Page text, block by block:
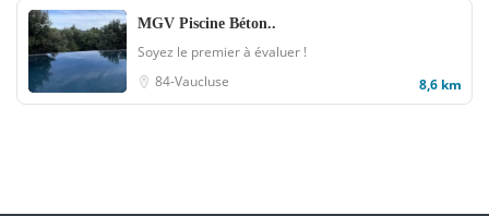
MGV Piscine Béton..
Soyez le premier à évaluer !
84-Vaucluse
8,6 km